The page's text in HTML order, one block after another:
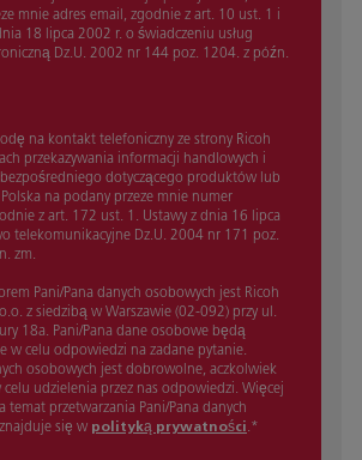
mnie adres email, zgodnie z art. 10 ust. 1 i
18 lipca 2002 r. o świadczeniu usług
Dz.U. 2002 nr 144 poz. 1204. z późn.
na kontakt telefoniczny ze strony Ricoh
przekazywania informacji handlowych i
dotyczącego produktów lub
Polska na podany przeze mnie numer
z art. 172 ust. 1. Ustawy z dnia 16 lipca
telekomunikacyjne Dz.U. 2004 nr 171 poz.
zm.
Pani/Pana danych osobowych jest Ricoh
z siedzibą w Warszawie (02-092) przy ul.
18a. Pani/Pana dane osobowe będą
w celu odpowiedzi na zadane pytanie.
osobowych jest dobrowolne, aczkolwiek
celu udzielenia przez nas odpowiedzi. Więcej
temat przetwarzania Pani/Pana danych
się w polityką prywatności. *